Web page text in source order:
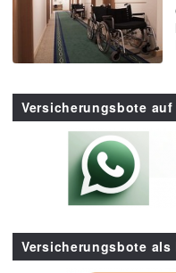
Versicherungsbote auf
Versicherungsbote als